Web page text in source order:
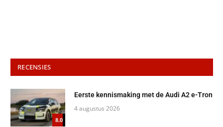
RECENSIES
8.0
Eerste kennismaking met de Audi A2 e-Tron
4 augustus 2026